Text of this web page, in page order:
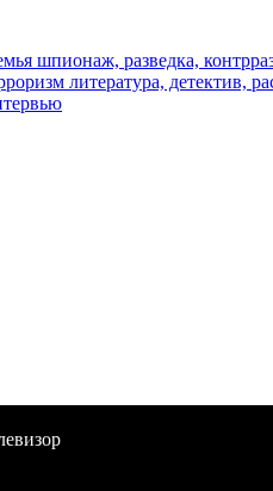
шпионаж, разведка,
литература, детектив,